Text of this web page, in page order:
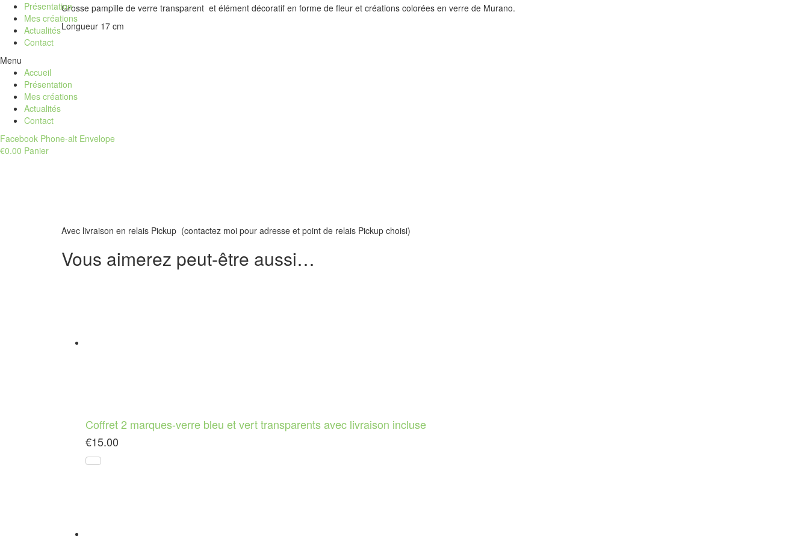
Présentation
Mes créations
Actualités
Contact
Menu
Accueil
Présentation
Mes créations
Actualités
Contact
Facebook Phone-alt Envelope
€0.00 Panier
Grosse pampille de verre transparent et élément décoratif en forme de fleur et créations colorées en verre de Murano.
Longueur 17 cm
Avec livraison en relais Pickup (contactez moi pour adresse et point de relais Pickup choisi)
Vous aimerez peut-être aussi…
Coffret 2 marques-verre bleu et vert transparents avec livraison incluse
€15.00